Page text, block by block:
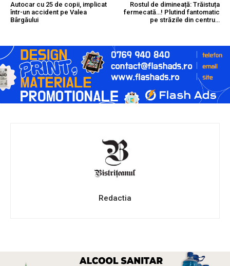
Autocar cu 25 de copii, implicat
într-un accident pe Valea
Bârgăului
Rostul de dimineață: Trăistuța
fermecată…! Plutind fantomatic
pe străzile din centru…
Redactia